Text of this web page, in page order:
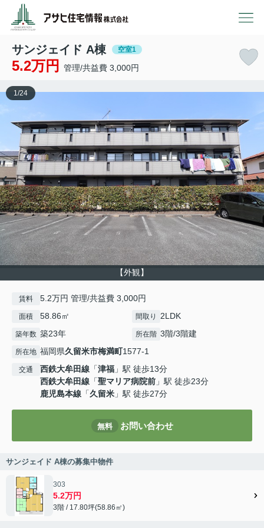
サンジェイド A棟 空室1
5.2万円 管理/共益費 3,000円
【外観】
1 /24
賃料 5.2万円 管理/共益費 3,000円
面積 58.86㎡ 間取り 2LDK
築年数 築23年 所在階 3階/3階建
所在地 福岡県久留米市梅満町1577-1
交通 西鉄大牟田線 「津福 」駅 徒歩13分
西鉄大牟田線 「聖マリア病院前 」駅 徒歩23分
鹿児島本線 「久留米 」駅 徒歩27分
無料 お問い合わせ
サンジェイド A棟の募集中物件
303
5.2万円
3階 / 17.80坪(58.86㎡)